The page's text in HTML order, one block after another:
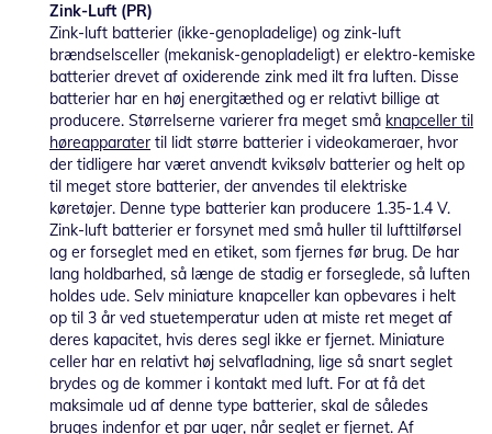
Zink-Luft (PR)
Zink-luft batterier (ikke-genopladelige) og zink-luft
brændselsceller (mekanisk-genopladeligt) er elektro-kemiske
batterier drevet af oxiderende zink med ilt fra luften. Disse
batterier har en høj energitæthed og er relativt billige at
producere. Størrelserne varierer fra meget små knapceller til
høreapparater til lidt større batterier i videokameraer, hvor
der tidligere har været anvendt kviksølv batterier og helt op
til meget store batterier, der anvendes til elektriske
køretøjer. Denne type batterier kan producere 1.35-1.4 V.
Zink-luft batterier er forsynet med små huller til lufttilførsel
og er forseglet med en etiket, som fjernes før brug. De har
lang holdbarhed, så længe de stadig er forseglede, så luften
holdes ude. Selv miniature knapceller kan opbevares i helt
op til 3 år ved stuetemperatur uden at miste ret meget af
deres kapacitet, hvis deres segl ikke er fjernet. Miniature
celler har en relativt høj selvafladning, lige så snart seglet
brydes og de kommer i kontakt med luft. For at få det
maksimale ud af denne type batterier, skal de således
bruges indenfor et par uger, når seglet er fjernet. Af